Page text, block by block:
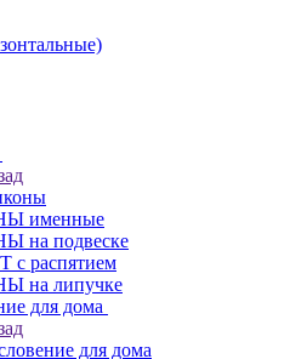
именные
на подвеске
с распятием
на липучке
для дома
для дома